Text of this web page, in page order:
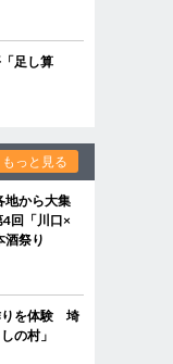
足し算
もっと見る
地から大集
回「川口×
酒祭り
りを体験 埼
の村」